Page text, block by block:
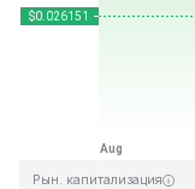
$0.207411
Рын. капитализация